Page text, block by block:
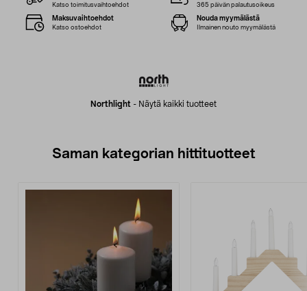
Northlight - Näytä kaikki tuotteet
Katso toimitusvaihtoehdot 365 päivän palautusoikeus
Maksuvaihtoehdot
Katso ostoehdot
Nouda myymälästä
Ilmainen nouto myymälästä
Saman kategorian hittituotteet